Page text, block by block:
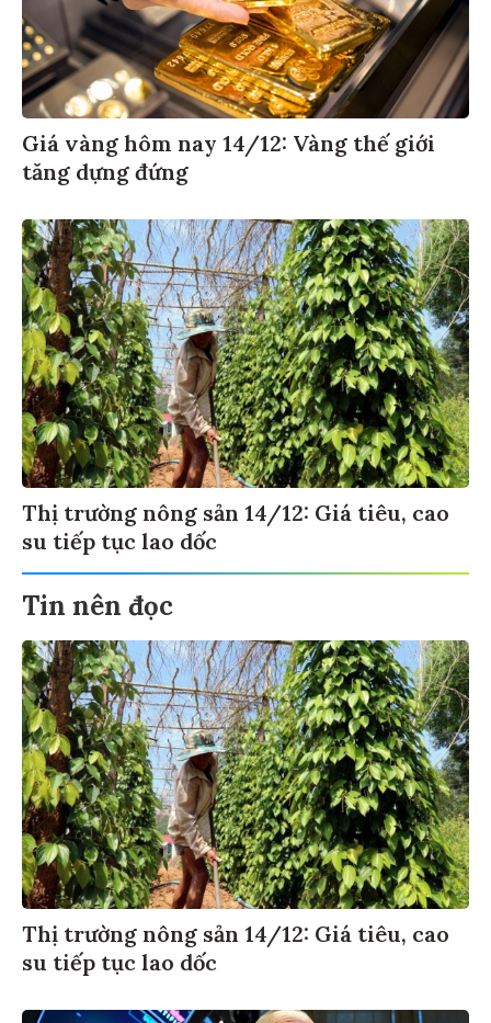
Giá vàng hôm nay 14/12: Vàng thế giới
tăng dựng đứng
Thị trường nông sản 14/12: Giá tiêu, cao
su tiếp tục lao dốc
Tin nên đọc
Thị trường nông sản 14/12: Giá tiêu, cao
su tiếp tục lao dốc